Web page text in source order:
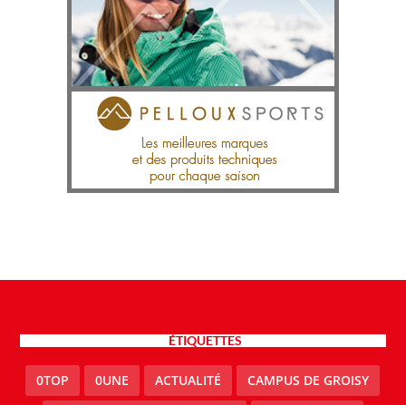
ÉTIQUETTES
0TOP 0UNE ACTUALITÉ CAMPUS DE GROISY